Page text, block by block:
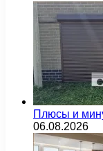
Плюсы и
06.08.2026